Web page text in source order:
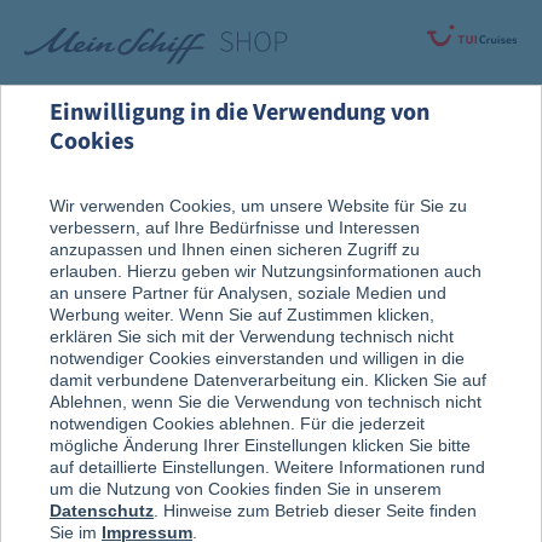
Rund um die Kreuzfahrt
Vor der Reise
Reiseführer
Einwilligung in die Verwendung von
Cookies
Wir verwenden Cookies, um unsere Website für Sie zu
verbessern, auf Ihre Bedürfnisse und Interessen
anzupassen und Ihnen einen sicheren Zugriff zu
erlauben. Hierzu geben wir Nutzungsinformationen auch
an unsere Partner für Analysen, soziale Medien und
Werbung weiter. Wenn Sie auf Zustimmen klicken,
erklären Sie sich mit der Verwendung technisch nicht
notwendiger Cookies einverstanden und willigen in die
damit verbundene Datenverarbeitung ein. Klicken Sie auf
Ablehnen, wenn Sie die Verwendung von technisch nicht
notwendigen Cookies ablehnen. Für die jederzeit
mögliche Änderung Ihrer Einstellungen klicken Sie bitte
auf detaillierte Einstellungen. Weitere Informationen rund
um die Nutzung von Cookies finden Sie in unserem
Datenschutz . Hinweise zum Betrieb dieser Seite finden
Sie im Impressum